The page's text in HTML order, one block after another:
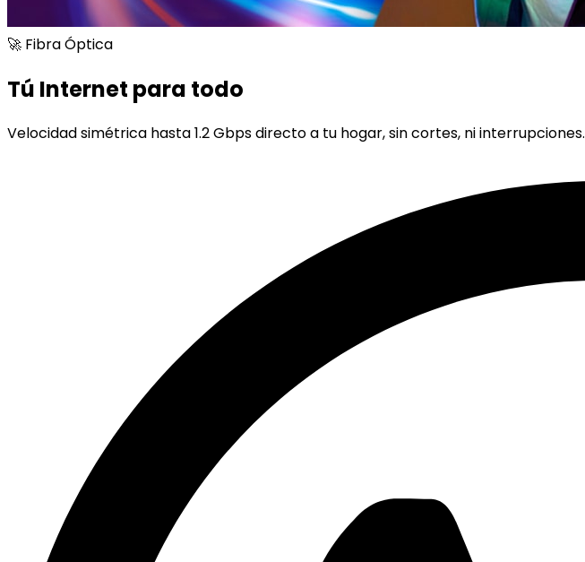
🚀 Fibra Óptica
Tú Internet para todo
Velocidad simétrica hasta 1.2 Gbps directo a tu hogar, sin cortes, ni interrupciones.